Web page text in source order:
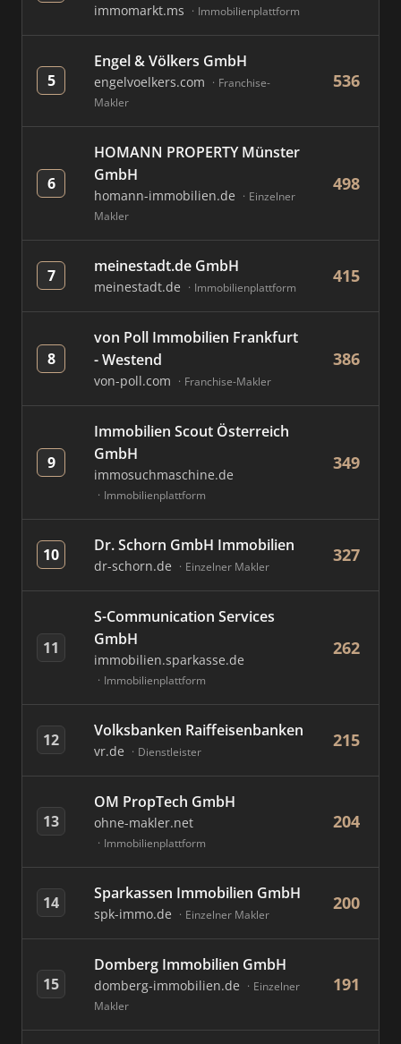
immomarkt.ms Immobilienplattform
5
Engel & Völkers GmbH
engelvoelkers.com
Franchise-
Makler
536
6
HOMANN PROPERTY Münster
GmbH
homann-immobilien.de
Einzelner
Makler
498
7 meinestadt.de GmbH
meinestadt.de Immobilienplattform
415
8
von Poll Immobilien Frankfurt
- Westend
von-poll.com Franchise-Makler
386
9
Immobilien Scout Österreich
GmbH
immosuchmaschine.de
Immobilienplattform
349
10 Dr. Schorn GmbH Immobilien
dr-schorn.de Einzelner Makler
327
11
S-Communication Services
GmbH
immobilien.sparkasse.de
Immobilienplattform
262
12 Volksbanken Raiffeisenbanken
vr.de Dienstleister
215
13
OM PropTech GmbH
ohne-makler.net
Immobilienplattform
204
14 Sparkassen Immobilien GmbH
spk-immo.de Einzelner Makler
200
15
Domberg Immobilien GmbH
domberg-immobilien.de
Einzelner
Makler
191